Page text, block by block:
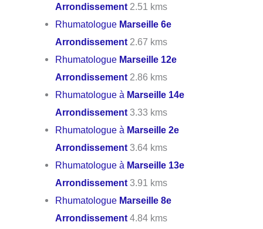
Arrondissement 2.51 kms
Rhumatologue Marseille 6e
Arrondissement 2.67 kms
Rhumatologue Marseille 12e
Arrondissement 2.86 kms
Rhumatologue à Marseille 14e
Arrondissement 3.33 kms
Rhumatologue à Marseille 2e
Arrondissement 3.64 kms
Rhumatologue à Marseille 13e
Arrondissement 3.91 kms
Rhumatologue Marseille 8e
Arrondissement 4.84 kms